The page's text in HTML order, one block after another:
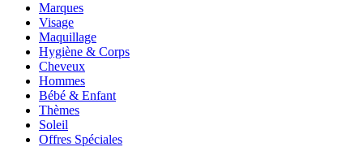
Marques
Visage
Maquillage
Hygiène & Corps
Cheveux
Hommes
Bébé & Enfant
Thèmes
Soleil
Offres Spéciales